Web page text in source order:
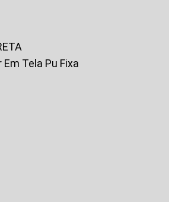
Em Tela Pu Fixa